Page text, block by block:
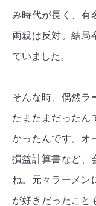
み時代が長く、有
両親は反対。結局
ていました。
そんな時、偶然ラ
たまたまだったん
かったんです。オ
損益計算書など、
ね。元々ラーメン
が好きだったこと